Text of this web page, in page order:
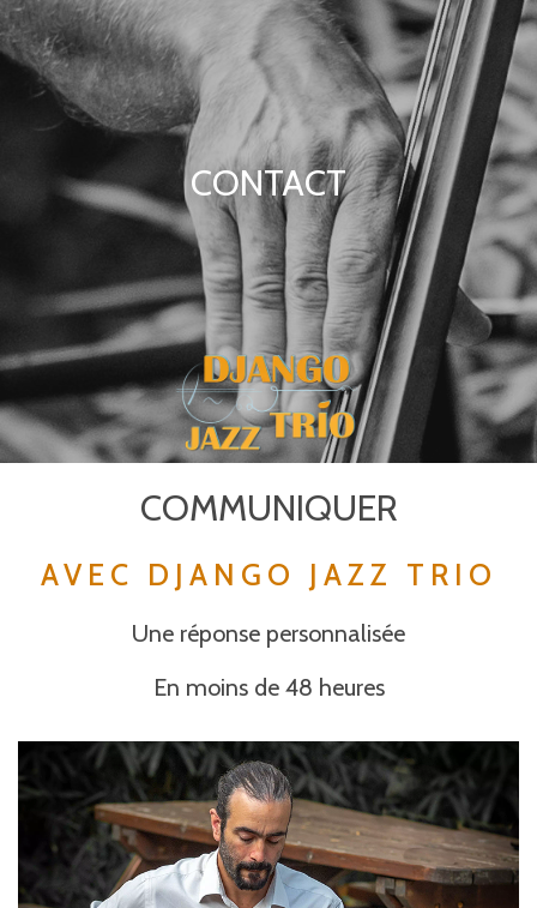
CONTACT
COMMUNIQUER
AVEC DJANGO JAZZ TRIO
Une réponse personnalisée
En moins de 48 heures